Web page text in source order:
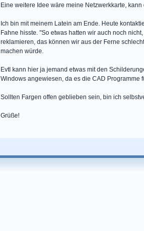
Eine weitere Idee wäre meine Netzwerkkarte,
Ich bin mit meinem Latein am Ende. Heute
Fahne hisste. "So etwas hatten wir auch noch
reklamieren, das können wir aus der Ferne
machen würde.
Evtl kann hier ja jemand etwas mit den
Windows angewiesen, da es die CAD Programme
Sollten Fargen offen geblieben sein, bin ich
Grüße!